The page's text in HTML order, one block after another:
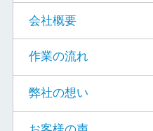
会社概要
作業の流れ
弊社の想い